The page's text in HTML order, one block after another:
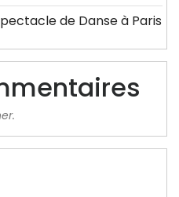
de Danse à Paris